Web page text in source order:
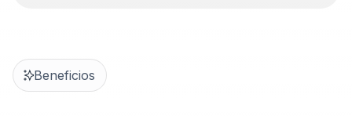
Beneficios